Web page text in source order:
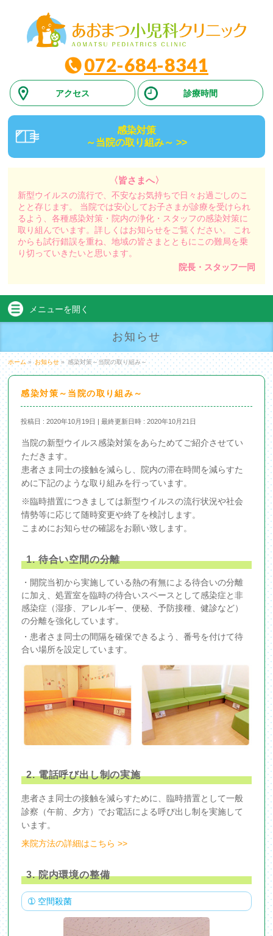
072-684-8341
アクセス 診療時間
感染対策
～当院の取り組み～ >>
〈皆さまへ〉
新型ウイルスの流行で、不安なお気持ちで日々お過ごしのこ
とと存じます。
当院では安心してお子さまが診療を受けられ
るよう、各種感染対策・院内の浄化・スタッフの感染対策に
取り組んでいます。詳しくはお知らせをご覧ください。
これ
からも試行錯誤を重ね、地域の皆さまとともにこの難局を乗
り切っていきたいと思います。
院長・スタッフ一同
メニューを開く
お知らせ
ホーム» お知らせ» 感染対策～当院の取り組み～
感染対策～当院の取り組み～
投稿日 : 2020年10月19日 最終更新日時 : 2020年10月21日
当院の新型ウイルス感染対策をあらためてご紹介させてい
ただきます。
患者さま同士の接触を減らし、院内の滞在時間を減らすた
めに下記のような取り組みを行っています。
※臨時措置につきましては新型ウイルスの流行状況や社会
情勢等に応じて随時変更や終了を検討します。
こまめにお知らせの確認をお願い致します。
1. 待合い空間の分離
・開院当初から実施している熱の有無による待合いの分離
に加え、処置室を臨時の待合いスペースとして感染症と非
感染症（湿疹、アレルギー、便秘、予防接種、健診など）
の分離を強化しています。
・患者さま同士の間隔を確保できるよう、番号を付けて待
合い場所を設定しています。
2. 電話呼び出し制の実施
患者さま同士の接触を減らすために、臨時措置として一般
診察（午前、夕方）でお電話による呼び出し制を実施して
います。
来院方法の詳細はこちら >>
3. 院内環境の整備
➀ 空間殺菌